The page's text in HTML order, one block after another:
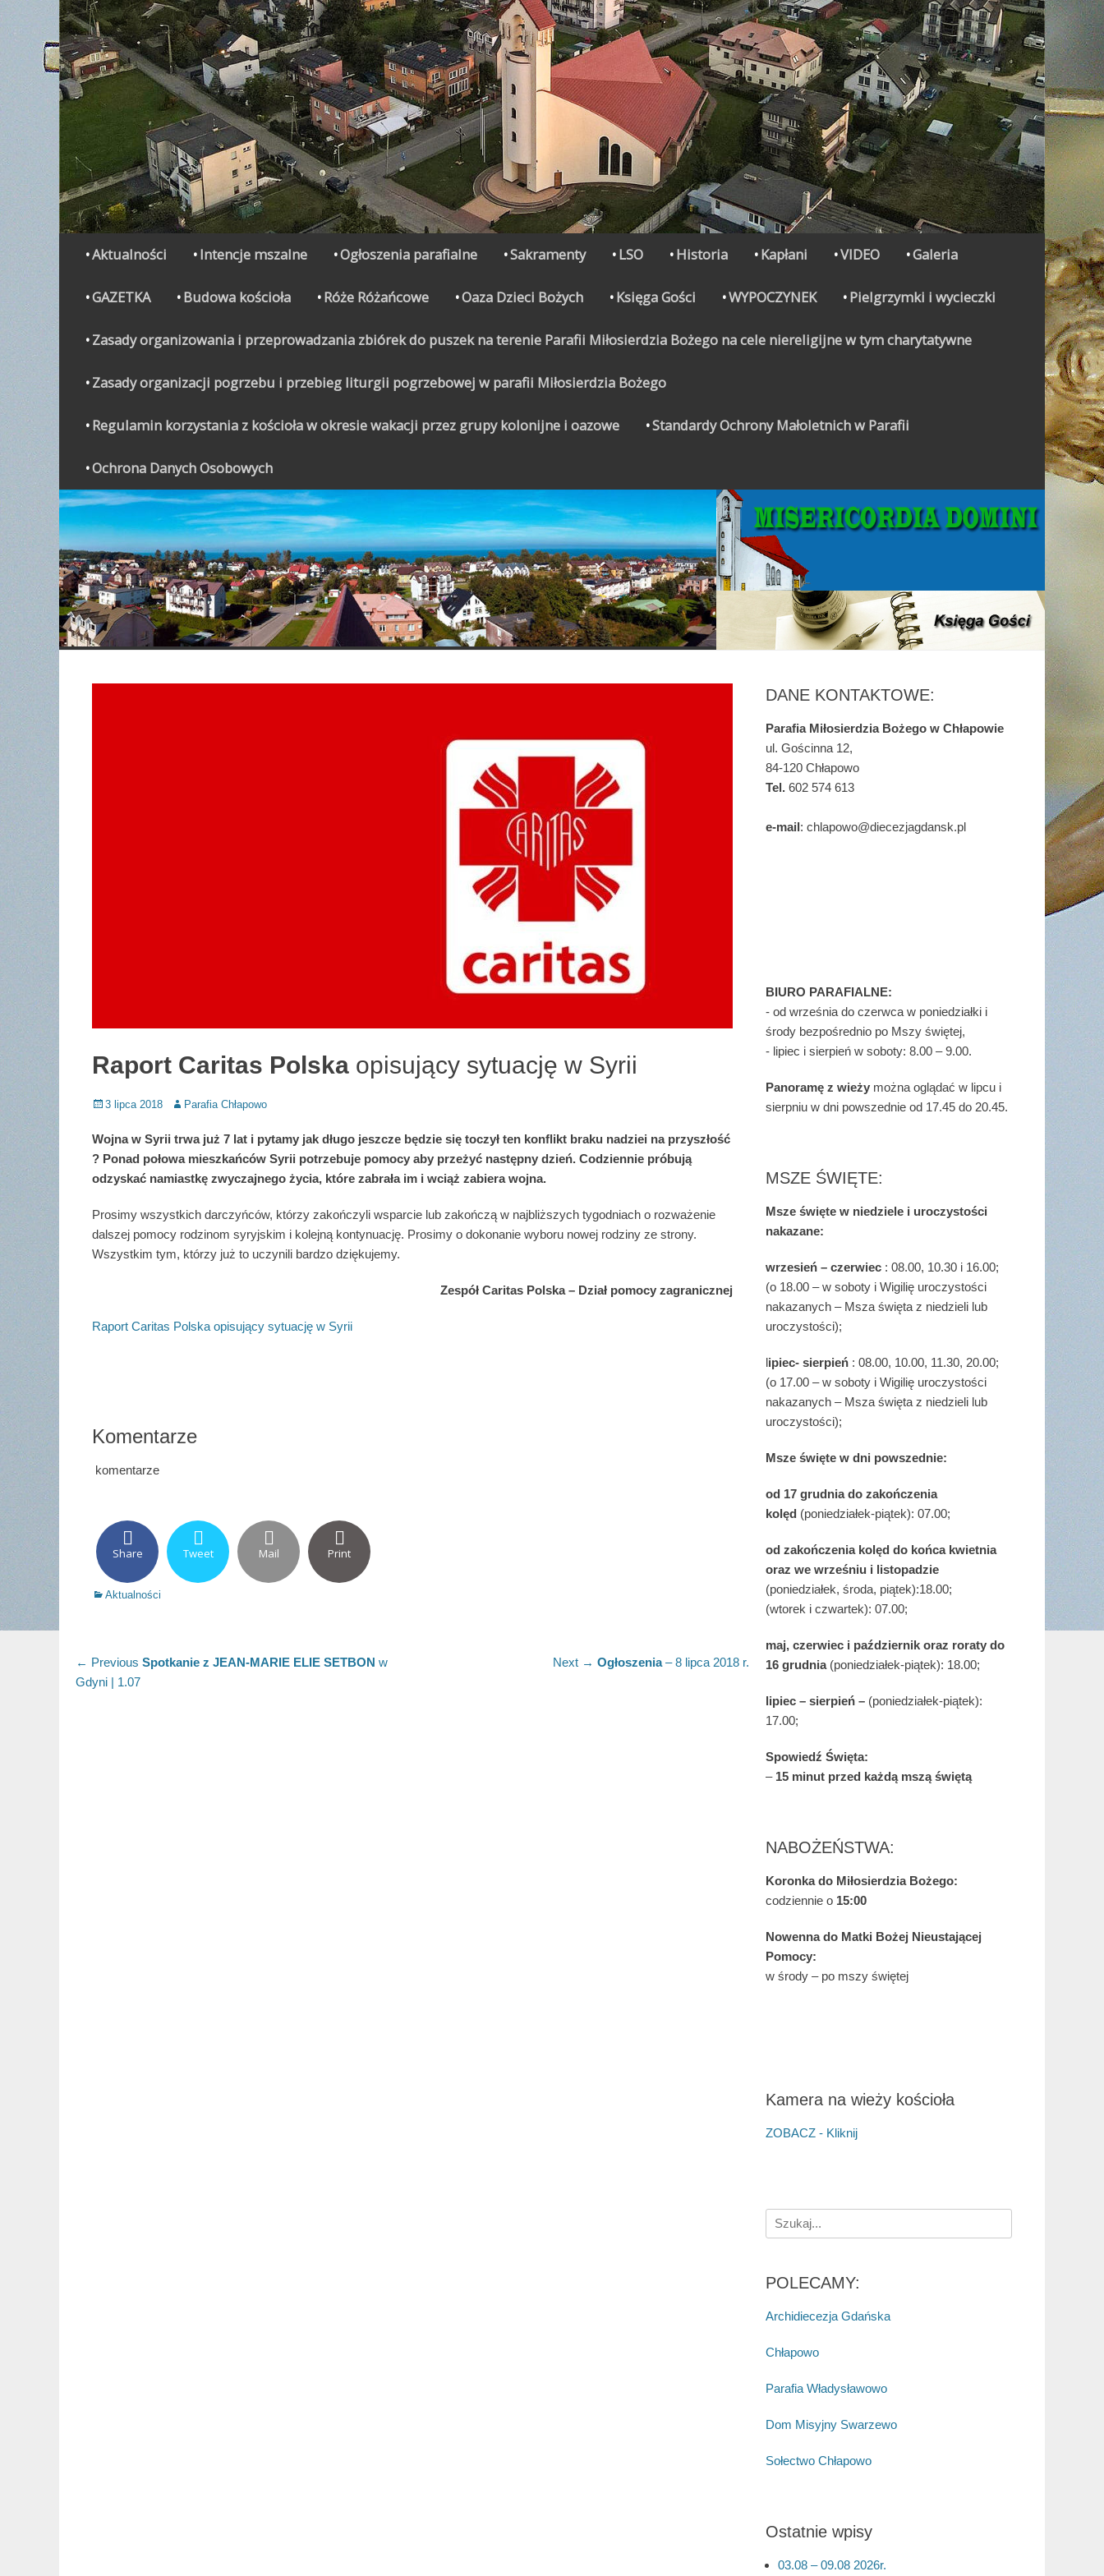
Secondary Menu
Aktualności Intencje mszalne Ogłoszenia parafialne Sakramenty LSO Historia Kapłani VIDEO Galeria
GAZETKA Budowa kościoła Róże Różańcowe Oaza Dzieci Bożych Księga Gości WYPOCZYNEK Pielgrzymki i wycieczki
Zasady organizowania i przeprowadzania zbiórek do puszek na terenie Parafii Miłosierdzia Bożego na cele niereligijne w tym charytatywne
Zasady organizacji pogrzebu i przebieg liturgii pogrzebowej w parafii Miłosierdzia Bożego
Regulamin korzystania z kościoła w okresie wakacji przez grupy kolonijne i oazowe Standardy Ochrony Małoletnich w Parafii
Ochrona Danych Osobowych
WYPOCZYNEK
Gazetka Parafialna
Raport Caritas Polska opisujący sytuację w Syrii
Posted
3 lipca 2018 Author
Parafia Chłapowo
Wojna w Syrii trwa już 7 lat i pytamy jak długo jeszcze będzie się toczył ten konflikt braku nadziei na przyszłość
? Ponad połowa mieszkańców Syrii potrzebuje pomocy aby przeżyć następny dzień. Codziennie próbują
odzyskać namiastkę zwyczajnego życia, które zabrała im i wciąż zabiera wojna.
Prosimy wszystkich darczyńców, którzy zakończyli wsparcie lub zakończą w najbliższych tygodniach o rozważenie
dalszej pomocy rodzinom syryjskim i kolejną kontynuację. Prosimy o dokonanie wyboru nowej rodziny ze strony.
Wszystkim tym, którzy już to uczynili bardzo dziękujemy.
Zespół Caritas Polska – Dział pomocy zagranicznej
Raport Caritas Polska opisujący sytuację w Syrii
Komentarze
komentarze
Share Tweet Mail Print
Categories
Aktualności
Nawigacja
wpisu
← Previous Previous
Spotkanie z JEAN-MARIE ELIE SETBON w
Gdyni | 1.07
Next → Next
Ogłoszenia– 8 lipca 2018 r.
DANE KONTAKTOWE:
Parafia Miłosierdzia Bożego w Chłapowie
ul. Gościnna 12,
84-120 Chłapowo
Tel. 602 574 613
e-mail: chlapowo@diecezjagdansk.pl
BIURO PARAFIALNE:
- od września do czerwca w poniedziałki i
środy bezpośrednio po Mszy świętej,
- lipiec i sierpień w soboty: 8.00 – 9.00.
Panoramę z wieży można oglądać w lipcu i
sierpniu w dni powszednie od 17.45 do 20.45.
MSZE ŚWIĘTE:
Msze święte w niedziele i uroczystości
nakazane:
wrzesień – czerwiec : 08.00, 10.30 i 16.00;
(o 18.00 – w soboty i Wigilię uroczystości
nakazanych – Msza święta z niedzieli lub
uroczystości);
lipiec- sierpień : 08.00, 10.00, 11.30, 20.00;
(o 17.00 – w soboty i Wigilię uroczystości
nakazanych – Msza święta z niedzieli lub
uroczystości);
Msze święte w dni powszednie:
od 17 grudniado zakończenia
kolęd (poniedziałek-piątek): 07.00;
od zakończenia kolęd do końca kwietnia
oraz we wrześniu i listopadzie
(poniedziałek, środa, piątek):18.00;
(wtorek i czwartek): 07.00;
maj, czerwiec i październik oraz roraty do
16 grudnia (poniedziałek-piątek): 18.00;
lipiec – sierpień – (poniedziałek-piątek):
17.00;
Spowiedź Święta:
– 15 minut przed każdą mszą świętą
NABOŻEŃSTWA:
Koronka do Miłosierdzia Bożego:
codziennie o 15:00
Nowenna do Matki Bożej Nieustającej
Pomocy:
w środy – po mszy świętej
Kamera na wieży kościoła
ZOBACZ - Kliknij
Search
for:
POLECAMY:
Archidiecezja Gdańska
Chłapowo
Parafia Władysławowo
Dom Misyjny Swarzewo
Sołectwo Chłapowo
Ostatnie wpisy
03.08 – 09.08 2026r.